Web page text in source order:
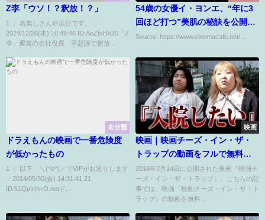
Z李「ウソ！？釈放！？」
1 ： 名無しさん＠涙目です。 ：
2024/12/26(木) 10:49:46 ID:AoZfxHh20「Z
李」運営の会社役員 不起訴で釈放...
54歳の女優イ・ヨンエ、“年に3
回ほど打つ”美肌の秘訣を公開
「ウルセラよりも効果大」
Source: https://www.cinemacafe.net/...
未分類
ドラえもんの映画で一番危険度
が低かったもの
1 ： 以下、＼(^o^)／でVIPがお送りします
：2014/05/30(金) 14:31:41.21
ID:51QpIrm+O.netド...
映画
映画｜映画チーズ・イン・ザ・
トラップの動画をフルで無料視
聴できる配信サイトまとめ
2018年3月14日に公開された映画『映画チ
ーズ・イン・ザ・トラップ』。こちらの記
事では、映画『映画チーズ・イン・ザ・ト
ラップ』の動画を無料...